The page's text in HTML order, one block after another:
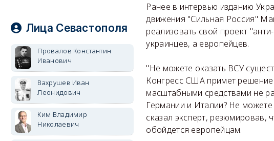
Ранее в интервью изданию
движения "Сильная Россия"
реализовать свой проект
украинцев, а европейцев.
"Не можете оказать ВСУ
Конгресс США примет
масштабными средствами не
Германии и Италии? Не
сказал эксперт,
обойдется европейцам.
Лица Севастополя
Провалов Константин
Иванович
Вахрушев Иван
Леонидович
Ким Владимир
Николаевич